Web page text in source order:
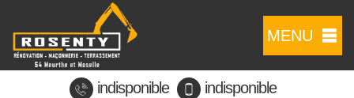
MENU
indisponible indisponible